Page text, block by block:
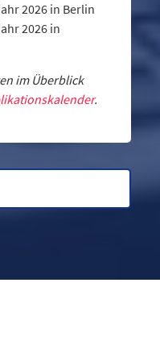
2026 in Berlin
2026 in
im Überblick
.